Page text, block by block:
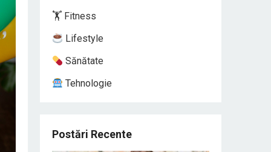
🏋️ Fitness
Lifestyle
Sănătate
Tehnologie
Postări Recente